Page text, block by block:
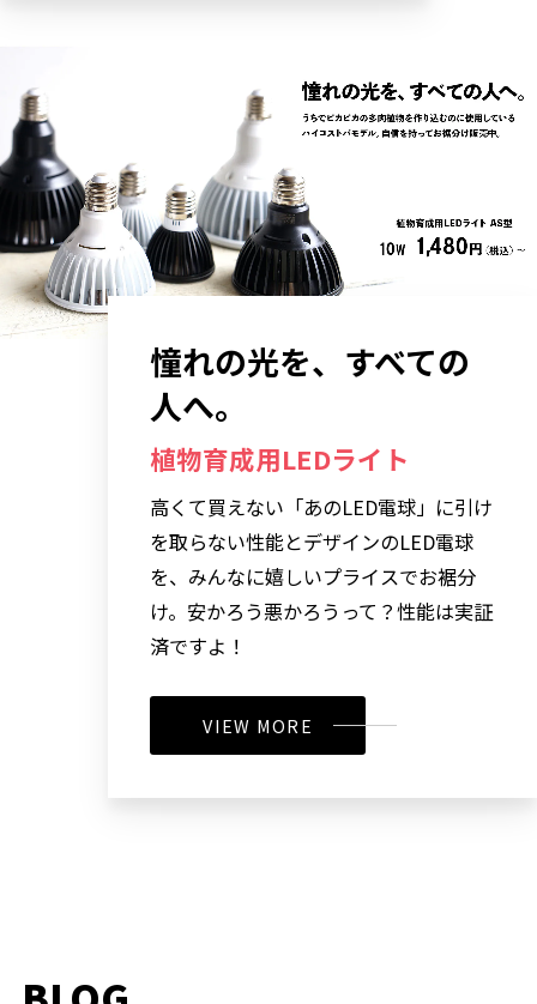
憧れの光を、すべての
人へ。
植物育成用LEDライト
高くて買えない「あのLED電球」に引け
を取らない性能とデザインのLED電球
を、みんなに嬉しいプライスでお裾分
け。安かろう悪かろうって？性能は実証
済ですよ！
VIEW MORE